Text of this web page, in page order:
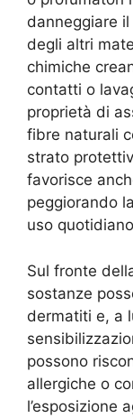
danneggiare il
degli altri
chimiche
contatti o
proprietà di
fibre naturali
strato
favorisce
peggiorando la
uso quotidiano
Sul fronte
sostanze
dermatiti e, a
possono
allergiche o
l’esposizione